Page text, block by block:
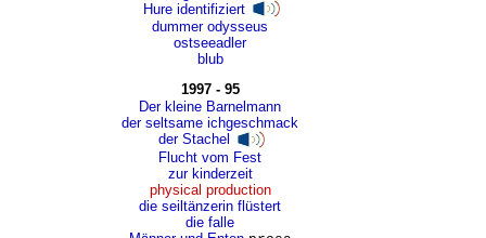
Hure identifiziert
dummer odysseus
ostseeadler
blub
1997 - 95
Der kleine Barnelmann
der seltsame ichgeschmack
der Stachel
Flucht vom Fest
zur kinderzeit
physical production
die seiltänzerin flüstert
die falle